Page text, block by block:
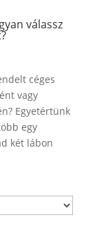
válassz
céges
vagy
Egyetértünk
egy
két lábon